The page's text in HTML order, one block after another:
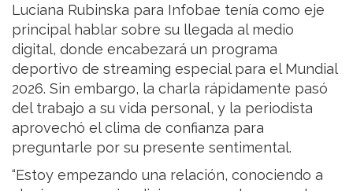
Luciana Rubinska para Infobae tenía como eje
principal hablar sobre su llegada al medio
digital, donde encabezará un programa
deportivo de streaming especial para el Mundial
2026. Sin embargo, la charla rápidamente pasó
del trabajo a su vida personal, y la periodista
aprovechó el clima de confianza para
preguntarle por su presente sentimental.
“Estoy empezando una relación, conociendo a